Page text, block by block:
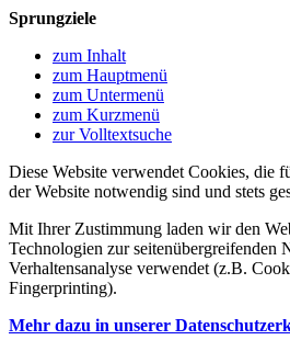
Sprungziele
zum Inhalt
zum Hauptmenü
zum Untermenü
zum Kurzmenü
zur Volltextsuche
Diese Website verwendet Cookies, die
der Website notwendig sind und stets
Mit Ihrer Zustimmung laden wir den
Technologien zur seitenübergreifenden
Verhaltensanalyse verwendet (z.B.
Fingerprinting).
Mehr dazu in unserer